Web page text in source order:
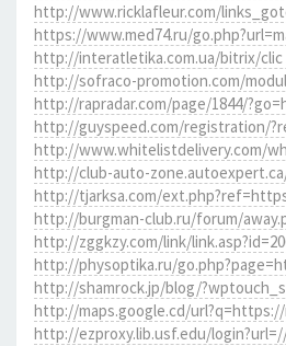
http://www.ricklafleur.com/
https://www.med74.ru/
http://interatletika.com.ua/bitrix/clic
http://sofraco-promotion.com/
http://rapradar.com/page/1844/
http://guyspeed.com/registration/
http://www.whitelistdelivery.com/
http://club-auto-
http://tjarksa.com/
http://burgman-club.ru/forum/
http://zggkzy.com/link/
http://physoptika.ru/
http://shamrock.jp/blog/
http://maps.google.cd/
http://ezproxy.lib.usf.edu/